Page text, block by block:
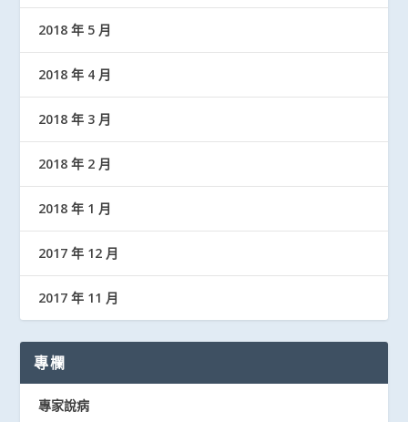
2018 年 5 月
2018 年 4 月
2018 年 3 月
2018 年 2 月
2018 年 1 月
2017 年 12 月
2017 年 11 月
專欄
專家說病